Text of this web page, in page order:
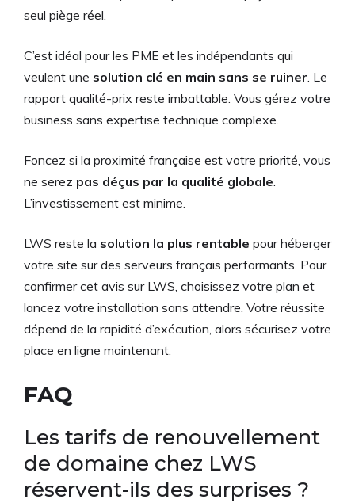
seul piège réel.
C’est idéal pour les PME et les indépendants qui
veulent une solution clé en main sans se ruiner . Le
rapport qualité-prix reste imbattable. Vous gérez votre
business sans expertise technique complexe.
Foncez si la proximité française est votre priorité, vous
ne serez pas déçus par la qualité globale
L’investissement est minime.
LWS reste la solution la plus rentable pour héberger
votre site sur des serveurs français performants. Pour
confirmer cet avis sur LWS, choisissez votre plan et
lancez votre installation sans attendre. Votre réussite
dépend de la rapidité d’exécution, alors sécurisez votre
place en ligne maintenant.
FAQ
Les tarifs de renouvellement
de domaine chez LWS
réservent-ils des surprises ?